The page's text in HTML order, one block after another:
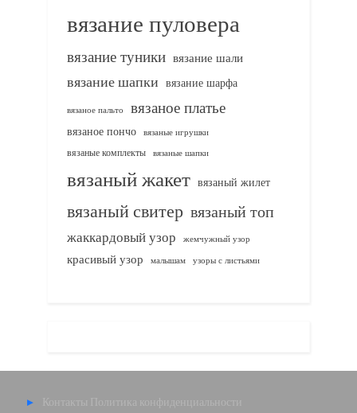
вязание пуловера
вязание туники вязание шали
вязание шапки вязание шарфа
вязаное пальто вязаное платье
вязаное пончо вязаные игрушки
вязаные комплекты
вязаные шапки
вязаный жакет вязаный жилет
вязаный свитер вязаный топ
жаккардовый узор жемчужный узор
красивый узор малышам узоры с листьями
Контакты Политика конфиденциальности